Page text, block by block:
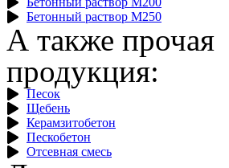
Бетонный раствор М250
А также прочая
продукция:
Песок
Щебень
Керамзитобетон
Пескобетон
Отсевная смесь